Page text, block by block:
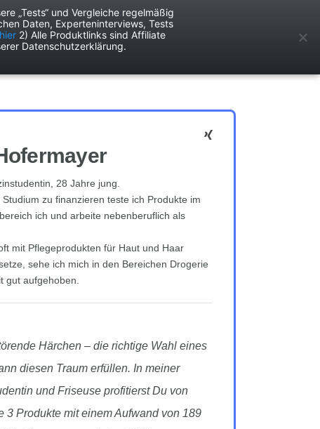
Services
28 Jahre jung.
Studium zu finanzieren teste ich Produkte im
ich und arbeite nebenberuflich als
mit Pflegeprodukten für Haut und Haar
sehe ich mich in den Bereichen Drogerie
gut aufgehoben.
Härchen – die richtige Wahl eines
diesen Traum erfüllen. In meiner
und Friseuse profitierst Du von
3 Produkte mit einem Aufwand von 189
„Tests“ und Vergleiche regelmäßig
Daten, Experteninterviews, Tests
hier 2) Alle Produktlinks sind Affiliate
Datenschutzerklärung.